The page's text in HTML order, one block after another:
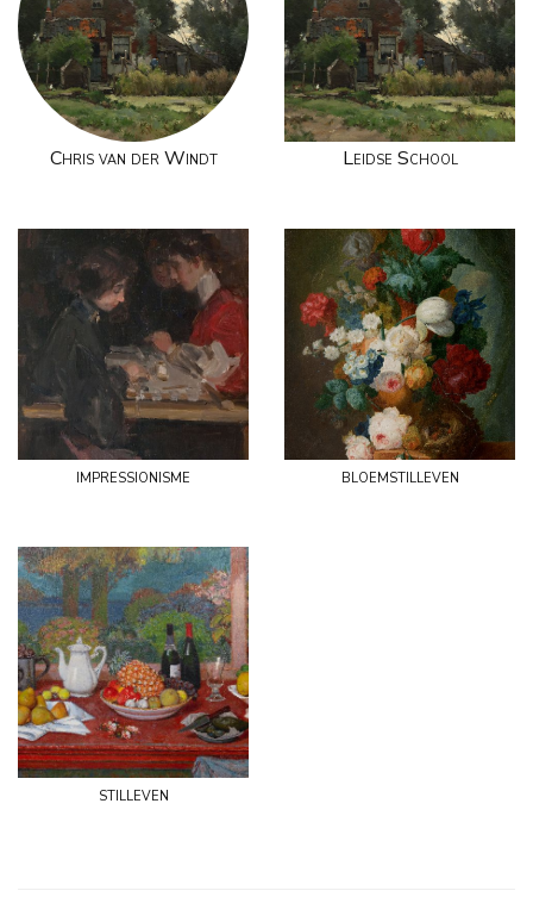
Chris van der Windt Leidse School
impressionisme bloemstilleven
stilleven